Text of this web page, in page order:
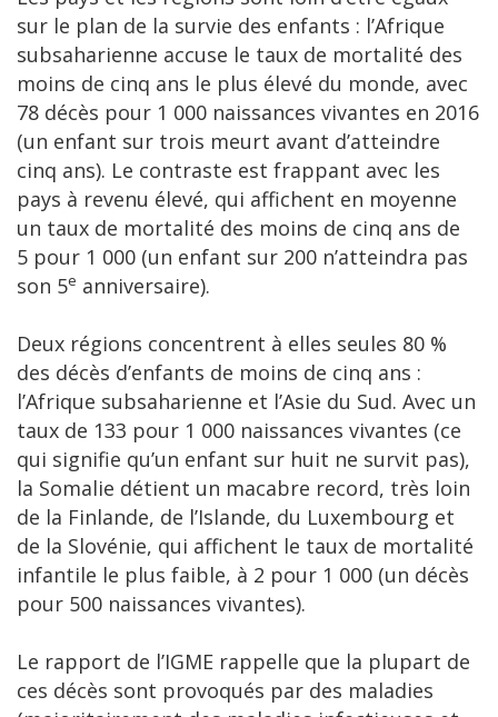
sur le plan de la survie des enfants : l’Afrique
subsaharienne accuse le taux de mortalité des
moins de cinq ans le plus élevé du monde, avec
78 décès pour 1 000 naissances vivantes en 2016
(un enfant sur trois meurt avant d’atteindre
cinq ans). Le contraste est frappant avec les
pays à revenu élevé, qui affichent en moyenne
un taux de mortalité des moins de cinq ans de
5 pour 1 000 (un enfant sur 200 n’atteindra pas
son 5e anniversaire).
Deux régions concentrent à elles seules 80 %
des décès d’enfants de moins de cinq ans :
l’Afrique subsaharienne et l’Asie du Sud. Avec un
taux de 133 pour 1 000 naissances vivantes (ce
qui signifie qu’un enfant sur huit ne survit pas),
la Somalie détient un macabre record, très loin
de la Finlande, de l’Islande, du Luxembourg et
de la Slovénie, qui affichent le taux de mortalité
infantile le plus faible, à 2 pour 1 000 (un décès
pour 500 naissances vivantes).
Le rapport de l’IGME rappelle que la plupart de
ces décès sont provoqués par des maladies